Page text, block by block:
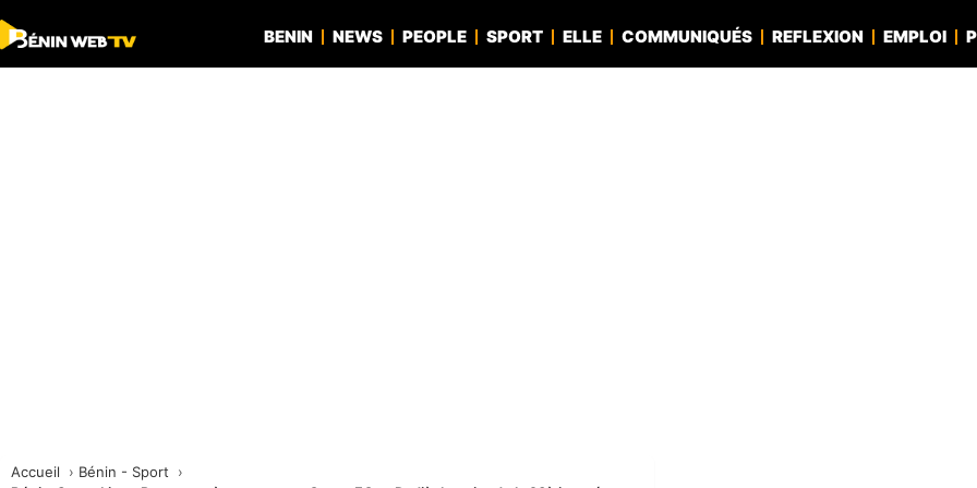
BENIN NEWS PEOPLE SPORT ELLE COMMUNIQUÉS REFLEXION EMPLOI
Accueil
Bénin - Sport